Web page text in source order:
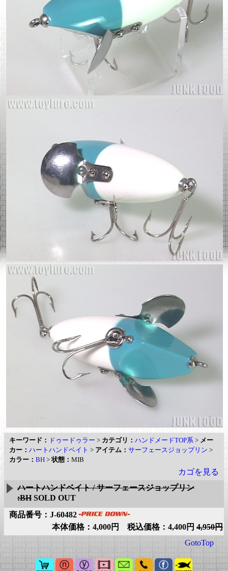
キーワード： ドゥードゥラー > カテゴリ： ハンドメードTOP系 > メー
カー： ハートハンドベイト > アイテム： サーフェースジョップリン >
カラー： BH >状態： MIB
カゴを見る
ハートハンドベイト / サーフェースジョップリン
:BH SOLD OUT
商品番号：J-60482
本体価格：4,000円 税込価格：4,400円 4,950円
GotoTop